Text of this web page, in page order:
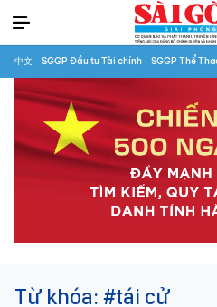
中文 SGGP Đầu tư Tài chính SGGP Thể
Từ khóa: #tái cử